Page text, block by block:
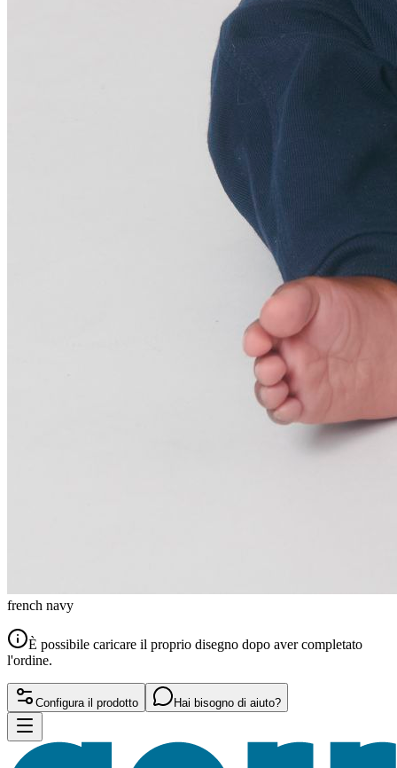
french navy
È possibile caricare il proprio disegno dopo aver completato
l'ordine.
Configura il prodotto Hai bisogno di aiuto?